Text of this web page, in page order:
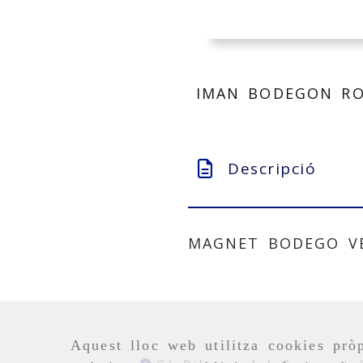
Aquest lloc web utilitza cookies
IMAN BODEGON
Descripció
MAGNET BODEGO